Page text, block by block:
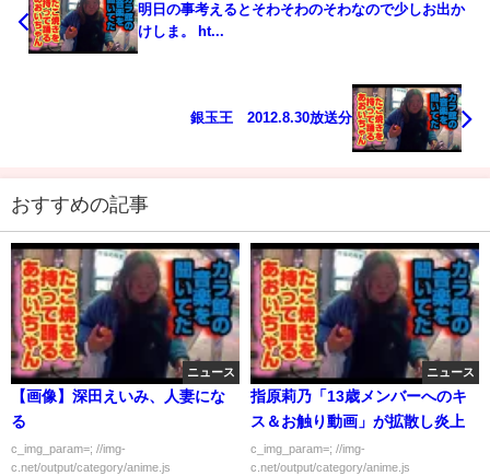
明日の事考えるとそわそわのそわなので少しお出か
けしま。 ht...
銀玉王 2012.8.30放送分
おすすめの記事
ニュース
【画像】深田えいみ、人妻にな
る
c_img_param=; //img-
c.net/output/category/anime.js
ニュース
指原莉乃「13歳メンバーへのキ
ス＆お触り動画」が拡散し炎上
c_img_param=; //img-
c.net/output/category/anime.js